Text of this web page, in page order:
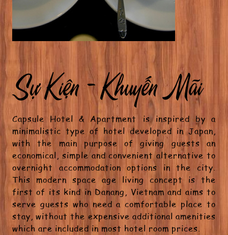
Sự Kiện - Khuyến Mãi
Capsule Hotel & Apartment is inspired by a
minimalistic type of hotel developed in Japan,
with the main purpose of giving guests an
economical, simple and convenient alternative to
overnight accommodation options in the city.
This modern space age living concept is the
first of its kind in Danang, Vietnam and aims to
serve guests who need a comfortable place to
stay, without the expensive additional amenities
which are included in most hotel room prices.